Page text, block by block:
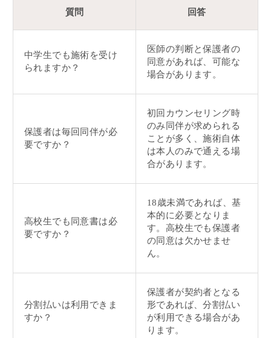
質問 回答
中学生でも施術を受け
られますか？
医師の判断と保護者の
同意があれば、可能な
場合があります。
保護者は毎回同伴が必
要ですか？
初回カウンセリング時
のみ同伴が求められる
ことが多く、施術自体
は本人のみで通える場
合があります。
高校生でも同意書は必
要ですか？
18歳未満であれば、基
本的に必要となりま
す。高校生でも保護者
の同意は欠かせませ
ん。
分割払いは利用できま
すか？
保護者が契約者となる
形であれば、分割払い
が利用できる場合があ
ります。